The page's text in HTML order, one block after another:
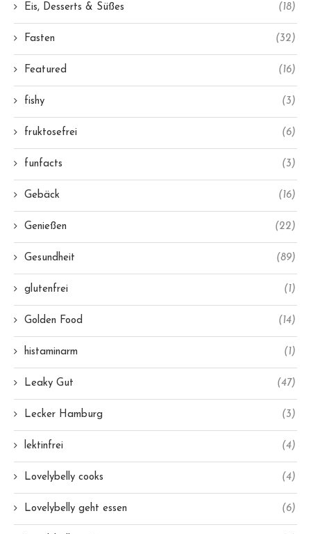
Eis, Desserts & Süßes (18)
Fasten (32)
Featured (16)
fishy (3)
fruktosefrei (6)
funfacts (3)
Gebäck (16)
Genießen (22)
Gesundheit (89)
glutenfrei (1)
Golden Food (14)
histaminarm (1)
Leaky Gut (47)
Lecker Hamburg (3)
lektinfrei (4)
Lovelybelly cooks (4)
Lovelybelly geht essen (6)